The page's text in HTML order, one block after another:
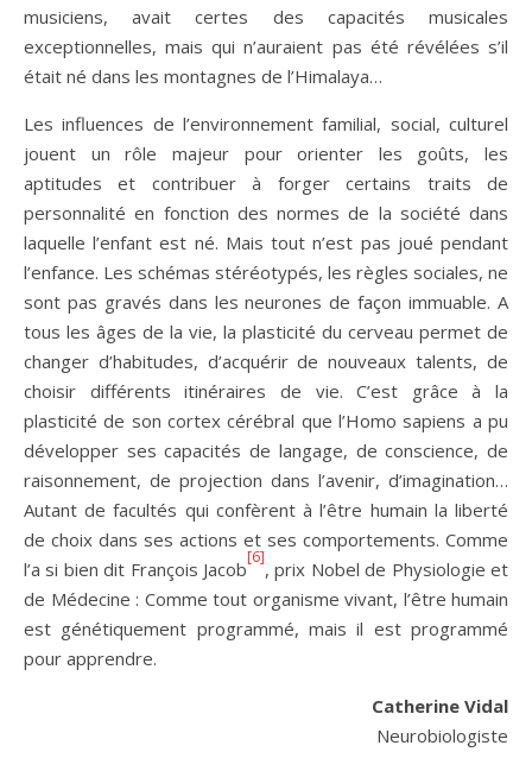
musiciens, avait certes des capacités musicales
exceptionnelles, mais qui n’auraient pas été révélées s’il
était né dans les montagnes de l’Himalaya…
Les influences de l’environnement familial, social, culturel
jouent un rôle majeur pour orienter les goûts, les
aptitudes et contribuer à forger certains traits de
personnalité en fonction des normes de la société dans
laquelle l’enfant est né. Mais tout n’est pas joué pendant
l’enfance. Les schémas stéréotypés, les règles sociales, ne
sont pas gravés dans les neurones de façon immuable. A
tous les âges de la vie, la plasticité du cerveau permet de
changer d’habitudes, d’acquérir de nouveaux talents, de
choisir différents itinéraires de vie. C’est grâce à la
plasticité de son cortex cérébral que l’Homo sapiens a pu
développer ses capacités de langage, de conscience, de
raisonnement, de projection dans l’avenir, d’imagination…
Autant de facultés qui confèrent à l’être humain la liberté
de choix dans ses actions et ses comportements. Comme
l’a si bien dit François Jacob
[6]
, prix Nobel de Physiologie et
de Médecine : Comme tout organisme vivant, l’être humain
est génétiquement programmé, mais il est programmé
pour apprendre.
Catherine Vidal
Neurobiologiste